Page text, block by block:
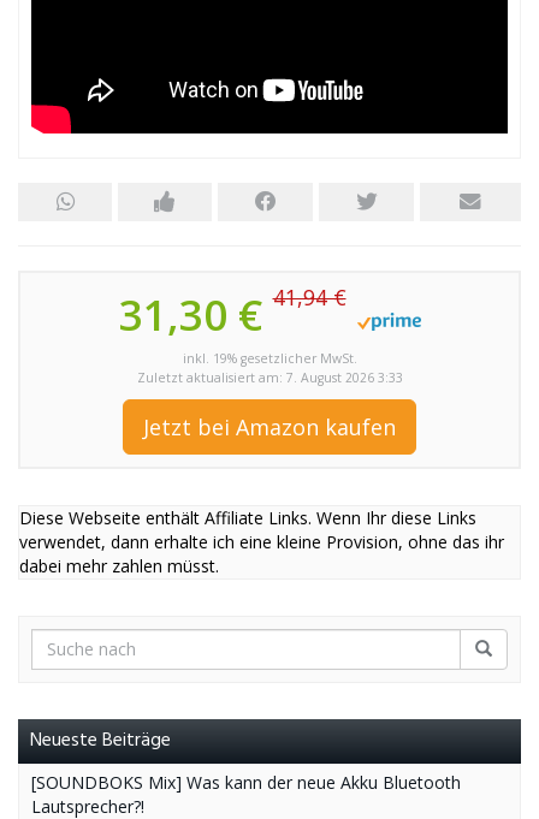
31,30 €41,94 €
inkl. 19% gesetzlicher MwSt.
Zuletzt aktualisiert am: 7. August 2026 3:33
Jetzt bei Amazon kaufen
Diese Webseite enthält Affiliate Links. Wenn Ihr diese Links
verwendet, dann erhalte ich eine kleine Provision, ohne das ihr
dabei mehr zahlen müsst.
Neueste Beiträge
[SOUNDBOKS Mix] Was kann der neue Akku Bluetooth
Lautsprecher?!